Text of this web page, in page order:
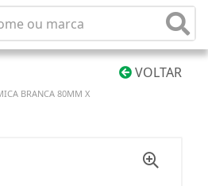
VOLTAR
BRANCA 80MM X